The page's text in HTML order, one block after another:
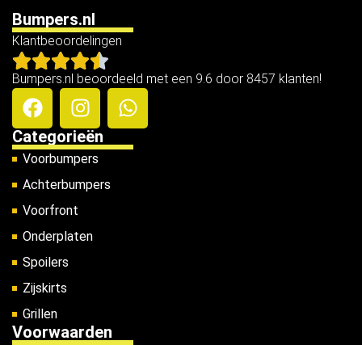
Bumpers.nl
Klantbeoordelingen
Bumpers.nl beoordeeld met een 9.6 door 8457 klanten!
Categorieën
Voorbumpers
Achterbumpers
Voorfront
Onderplaten
Spoilers
Zijskirts
Grillen
Voorwaarden